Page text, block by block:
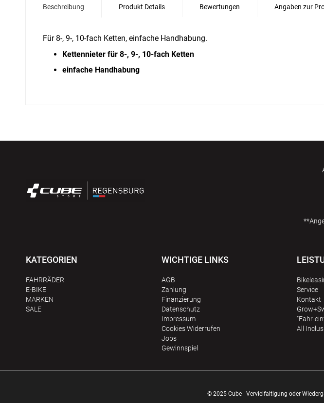
Beschreibung
Für 8-, 9-, 10-fach Ketten, einfache Handhabung.
Kettennieter für 8-, 9-, 10-fach Ketten
einfache Handhabung
Produkt Details Bewertungen Angaben zur
KATEGORIEN
FAHRRÄDER
E-BIKE
MARKEN
SALE
WICHTIGE LINKS
AGB
Zahlung
Finanzierung
Datenschutz
Impressum
Сookies Widerrufen
Jobs
Gewinnspiel
Service
Kontakt
"Fahr-
All
© 2025 Cube - Vervielfaltigung oder